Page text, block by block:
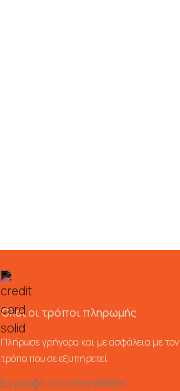
Όλοι οι τρόποι πληρωμής
Πλήρωσε γρήγορα και με ασφάλεια με τον
τρόπο που σε εξυπηρετεί
Εγγραφή στο newsletter: